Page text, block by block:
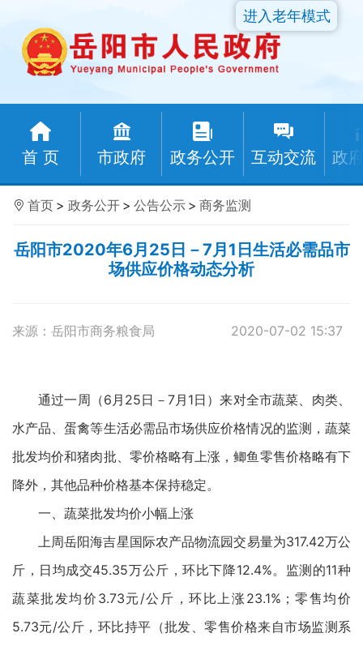
首 页 市政府 政务公开 互动交流 政
进入老年模式
首页 > 政务公开 > 公告公示 > 商务监测
岳阳市2020年6月25日－7月1日生活必需品市
场供应价格动态分析
来源：岳阳市商务粮食局 2020-07-02 15:37
通过一周（6月25日－7月1日）来对全市蔬菜、肉类、
水产品、蛋禽等生活必需品市场供应价格情况的监测，蔬菜
批发均价和猪肉批、零价格略有上涨，鲫鱼零售价格略有下
降外，其他品种价格基本保持稳定。
一、蔬菜批发均价小幅上涨
上周岳阳海吉星国际农产品物流园交易量为317.42万公
斤，日均成交45.35万公斤，环比下降12.4%。监测的11种
蔬菜批发均价3.73元/公斤，环比上涨23.1%；零售均价
5.73元/公斤，环比持平（批发、零售价格来自市场监测系